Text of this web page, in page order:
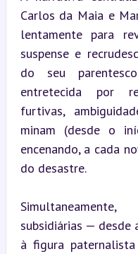
Carlos da Maia e
lentamente para
suspense e
do seu
entretecida por
furtivas,
minam (desde o
encenando, a cada
do desastre.
subsidiárias — desde
à figura